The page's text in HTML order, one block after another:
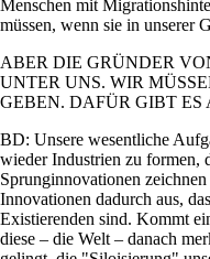
Menschen mit
müssen, wenn sie in unserer
ABER DIE GRÜNDER
UNTER UNS. WIR
GEBEN. DAFÜR GIBT ES
BD: Unsere wesentliche
wieder Industrien zu formen,
Sprunginnovationen
Innovationen dadurch aus,
Existierenden sind. Kommt
diese – die Welt – danach